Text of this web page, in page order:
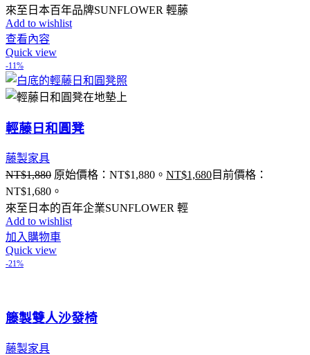
來至日本百年品牌SUNFLOWER 輕藤
Add to wishlist
查看內容
Quick view
-11%
輕藤日和圓凳
藤製家具
NT$1,880 原始價格：NT$1,880。 NT$1,680目前價格：
NT$1,680。
來至日本的百年企業SUNFLOWER 輕
Add to wishlist
加入購物車
Quick view
-21%
籐製雙人沙發椅
藤製家具